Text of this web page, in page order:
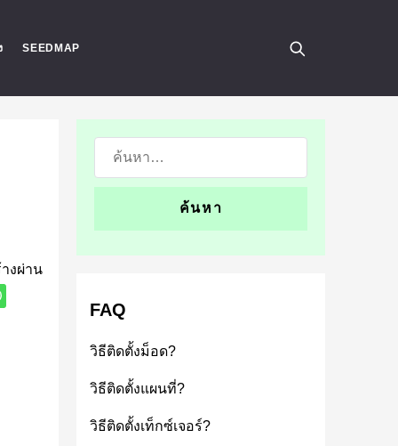
SEEDMAP
งผ่าน
ค้นหา:
FAQ
วิธีติดตั้งม็อด?
วิธีติดตั้งแผนที่?
วิธีติดตั้งเท็กซ์เจอร์?